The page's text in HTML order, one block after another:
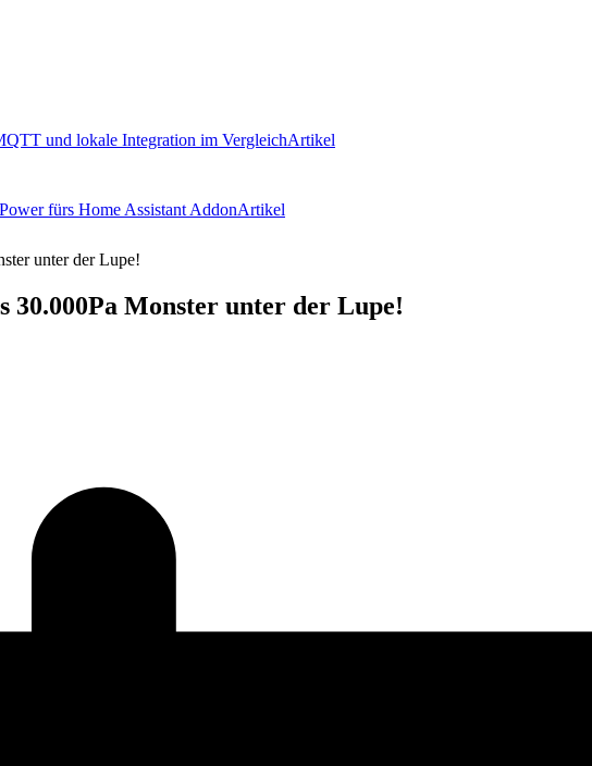
und lokale Integration im VergleichArtikel
fürs Home Assistant AddonArtikel
30.000Pa Monster unter der Lupe!